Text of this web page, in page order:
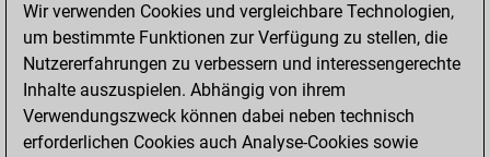
achieved a new Elo
of 1604
Samstag, April 30,
2022
Wir verwenden Cookies und vergleichbare Technologien,
um bestimmte Funktionen zur Verfügung zu stellen, die
Nutzererfahrungen zu verbessern und interessengerechte
Inhalte auszuspielen. Abhängig von ihrem
Verwendungszweck können dabei neben technisch
erforderlichen Cookies auch Analyse-Cookies sowie